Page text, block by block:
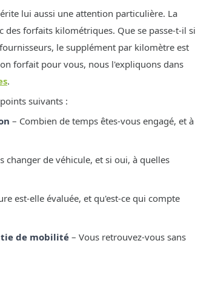
lui aussi une attention particulière. La
forfaits kilométriques. Que se passe-t-il si
le supplément par kilomètre est
forfait pour vous, nous l'expliquons dans
.
suivants :
– Combien de temps êtes-vous engagé, et à
changer de véhicule, et si oui, à quelles
est-elle évaluée, et qu'est-ce qui compte
de mobilité – Vous retrouvez-vous sans